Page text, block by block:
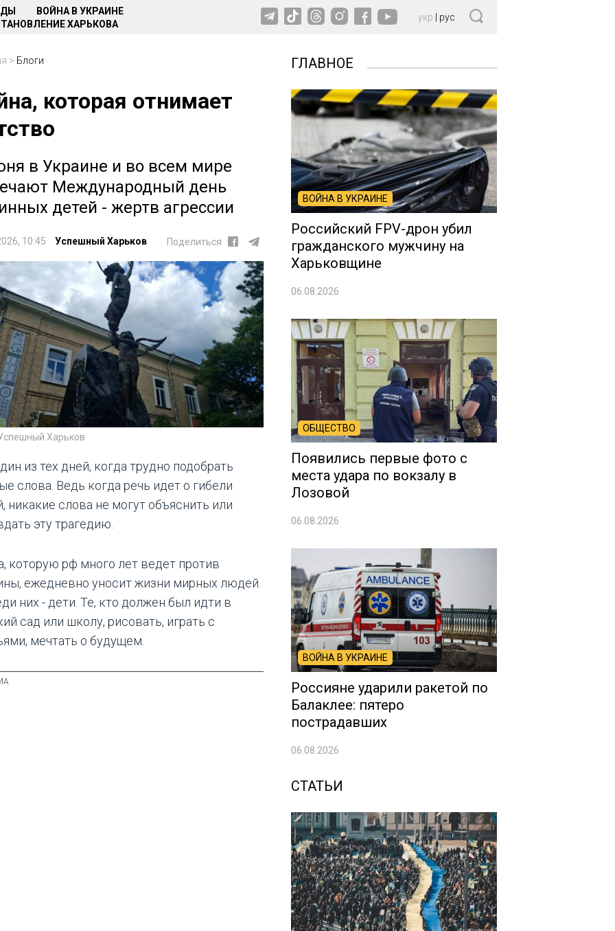
ВОЙНА В УКРАИНЕ
ХАРЬКОВА
укр рус
> Блоги
которая отнимает
в Украине и во всем мире
Международный день
детей - жертв агрессии
10:45 Успешный Харьков Поделиться
Харьков
из тех дней, когда трудно подобрать
слова. Ведь когда речь идет о гибели
никакие слова не могут объяснить или
эту трагедию.
которую рф много лет ведет против
ежедневно уносит жизни мирных людей.
них - дети. Те, кто должен был идти в
сад или школу, рисовать, играть с
мечтать о будущем.
ГЛАВНОЕ
ВОЙНА В УКРАИНЕ
Российский FPV-дрон убил
гражданского мужчину на
Харьковщине
06.08.2026
ОБЩЕСТВО
Появились первые фото с
места удара по вокзалу в
Лозовой
06.08.2026
ВОЙНА В УКРАИНЕ
Россияне ударили ракетой по
Балаклее: пятеро
пострадавших
06.08.2026
СТАТЬИ